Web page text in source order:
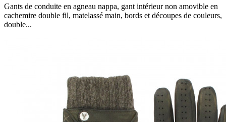
Gants de conduite en agneau nappa, gant intérieur non amovible en
cachemire double fil, matelassé main, bords et découpes de couleurs,
double...